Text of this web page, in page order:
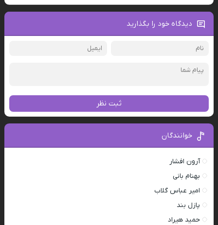
دیدگاه خود را بگذارید
ثبت نظر
خوانندگان
آرون افشار
بهنام بانی
امیر عباس گلاب
پازل بند
حمید هیراد